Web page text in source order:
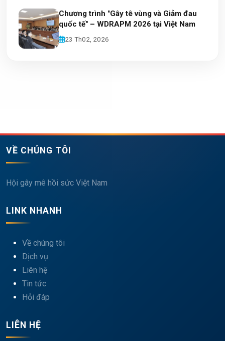
Chương trình "Gây tê vùng và Giảm đau
quốc tế" – WDRAPM 2026 tại Việt Nam
23 Th02, 2026
VỀ CHÚNG TÔI
Hội gây mê hồi sức Việt Nam
LINK NHANH
Về chúng tôi
Dịch vụ
Liên hệ
Tin tức
Hỏi đáp
LIÊN HỆ